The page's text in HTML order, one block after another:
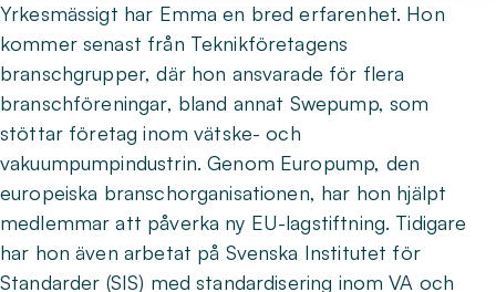
Yrkesmässigt har Emma en bred erfarenhet. Hon
kommer senast från Teknikföretagens
branschgrupper, där hon ansvarade för flera
branschföreningar, bland annat Swepump, som
stöttar företag inom vätske- och
vakuumpumpindustrin. Genom Europump, den
europeiska branschorganisationen, har hon hjälpt
medlemmar att påverka ny EU-lagstiftning. Tidigare
har hon även arbetat på Svenska Institutet för
Standarder (SIS) med standardisering inom VA och